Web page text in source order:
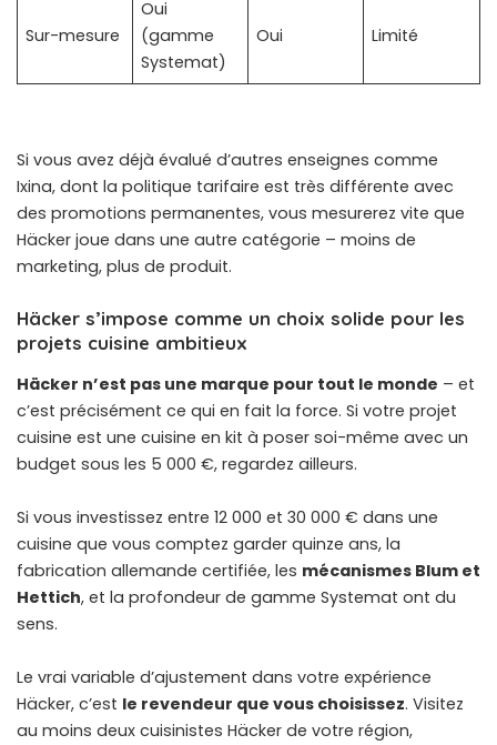
Sur-mesure
Oui
(gamme
Systemat)
Oui Limité
Si vous avez déjà évalué d’autres enseignes comme
Ixina, dont la politique tarifaire est très différente avec
des promotions permanentes, vous mesurerez vite que
Häcker joue dans une autre catégorie – moins de
marketing, plus de produit.
Häcker s’impose comme un choix solide pour les
projets cuisine ambitieux
Häcker n’est pas une marque pour tout le monde – et
c’est précisément ce qui en fait la force. Si votre projet
cuisine est une cuisine en kit à poser soi-même avec un
budget sous les 5 000 €, regardez ailleurs.
Si vous investissez entre 12 000 et 30 000 € dans une
cuisine que vous comptez garder quinze ans, la
fabrication allemande certifiée, les mécanismes Blum et
Hettich, et la profondeur de gamme Systemat ont du
sens.
Le vrai variable d’ajustement dans votre expérience
Häcker, c’est le revendeur que vous choisissez. Visitez
au moins deux cuisinistes Häcker de votre région,